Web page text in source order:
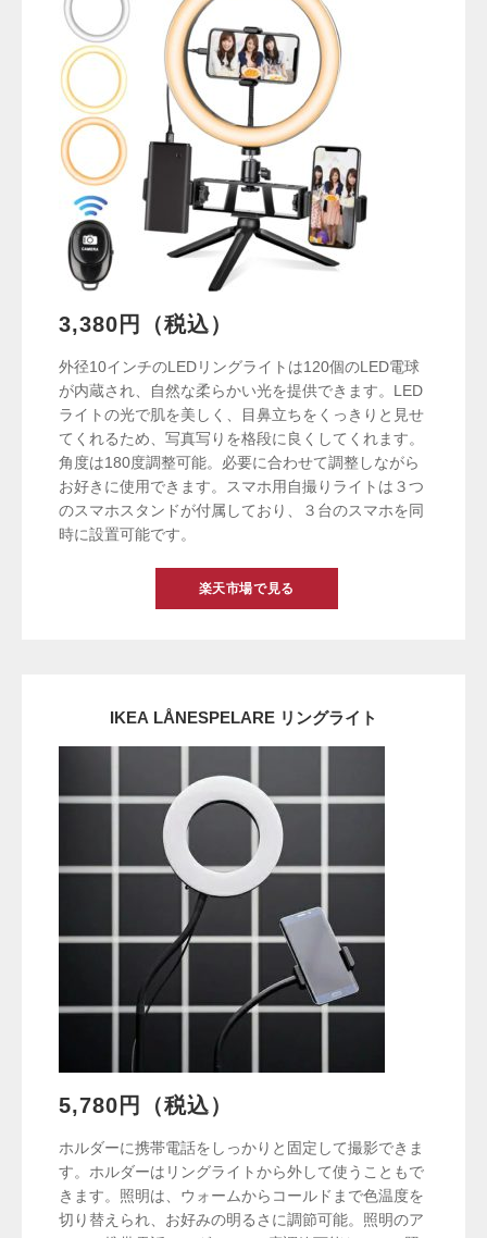
3,380円（税込）
外径10インチのLEDリングライトは120個のLED電球
が内蔵され、自然な柔らかい光を提供できます。LED
ライトの光で肌を美しく、目鼻立ちをくっきりと見せ
てくれるため、写真写りを格段に良くしてくれます。
角度は180度調整可能。必要に合わせて調整しながら
お好きに使用できます。スマホ用自撮りライトは３つ
のスマホスタンドが付属しており、３台のスマホを同
時に設置可能です。
楽天市場で見る
IKEA LÅNESPELARE リングライト
5,780円（税込）
ホルダーに携帯電話をしっかりと固定して撮影できま
す。ホルダーはリングライトから外して使うこともで
きます。照明は、ウォームからコールドまで色温度を
切り替えられ、お好みの明るさに調節可能。照明のア